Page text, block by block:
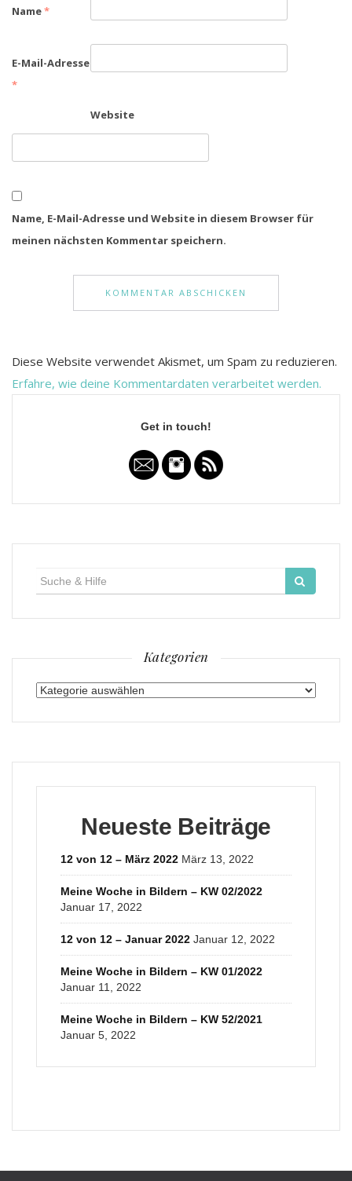
Name*
E-Mail-Adresse
*
Website
Name, E-Mail-Adresse und Website in diesem Browser für
meinen nächsten Kommentar speichern.
Diese Website verwendet Akismet, um Spam zu reduzieren.
Erfahre, wie deine Kommentardaten verarbeitet werden.
Get in touch!
für:
Kategorien
Kategorien
Neueste Beiträge
12 von 12 – März 2022 März 13, 2022
Meine Woche in Bildern – KW 02/2022
Januar 17, 2022
12 von 12 – Januar 2022 Januar 12, 2022
Meine Woche in Bildern – KW 01/2022
Januar 11, 2022
Meine Woche in Bildern – KW 52/2021
Januar 5, 2022